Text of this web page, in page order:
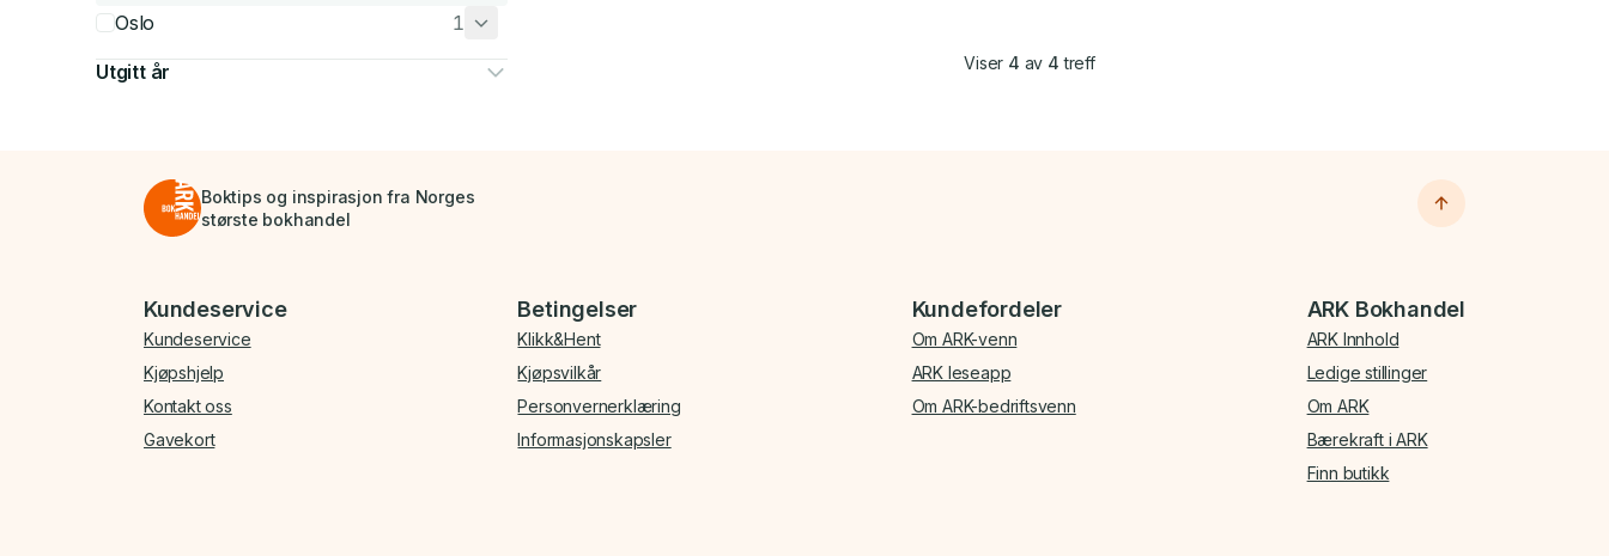
Oslo 1
Utgitt år Viser 4 av 4 treff
Boktips og inspirasjon fra Norges
største bokhandel
Bunnmeny
Kundeservice
Kundeservice
Kjøpshjelp
Kontakt oss
Gavekort
Betingelser
Klikk&Hent
Kjøpsvilkår
Personvernerklæring
Informasjonskapsler
Kundefordeler
Om ARK-venn
ARK leseapp
Om ARK-bedriftsvenn
ARK Bokhandel
ARK Innhold
Ledige stillinger
Om ARK
Bærekraft i ARK
Finn butikk